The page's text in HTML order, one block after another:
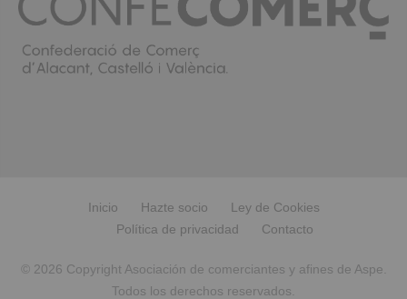
Inicio Hazte socio
Ley de Cookies
Política de privacidad
Contacto
© 2026 Copyright Asociación de comerciantes y afines de Aspe.
Todos los derechos reservados.